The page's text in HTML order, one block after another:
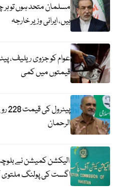
مسلمان متحد ہوں تو ہر
ہیں، ایرانی وزیر خارجہ
عوام کو جزوی ریلیف،
قیمتوں میں کمی
الرحمان
اگست کی پولنگ